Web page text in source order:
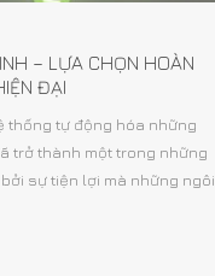
– LỰA CHỌN HOÀN
ĐẠI
thống tự động hóa những
trở thành một trong những
sự tiện lợi mà những ngôi